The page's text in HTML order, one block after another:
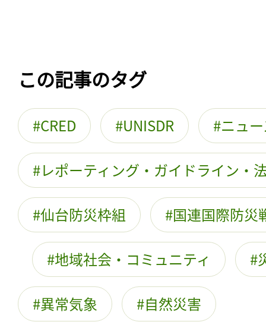
この記事のタグ
CRED UNISDR ニュ
レポーティング・ガイドライン・
仙台防災枠組 国連国際防災
地域社会・コミュニティ
異常気象 自然災害